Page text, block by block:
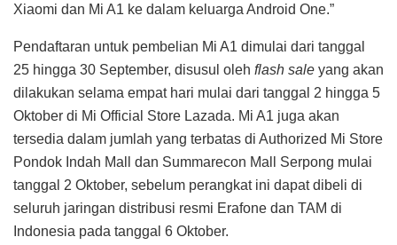
Xiaomi dan Mi A1 ke dalam keluarga Android One.”
Pendaftaran untuk pembelian Mi A1 dimulai dari tanggal
25 hingga 30 September, disusul oleh flash sale yang akan
dilakukan selama empat hari mulai dari tanggal 2 hingga 5
Oktober di Mi Official Store Lazada. Mi A1 juga akan
tersedia dalam jumlah yang terbatas di Authorized Mi Store
Pondok Indah Mall dan Summarecon Mall Serpong mulai
tanggal 2 Oktober, sebelum perangkat ini dapat dibeli di
seluruh jaringan distribusi resmi Erafone dan TAM di
Indonesia pada tanggal 6 Oktober.